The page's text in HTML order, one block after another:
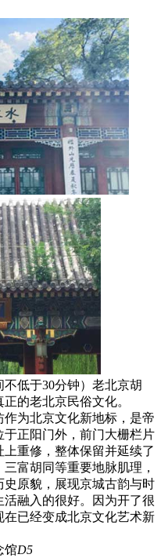
不低于30分钟）老北京胡
的老北京民俗文化。
作为北京文化新地标，是帝
正阳门外，前门大栅栏片
重修，整体保留并延续了
富胡同等重要地脉肌理，
原貌，展现京城古韵与时
融入的很好。因为开了很
已经变成北京文化艺术新
馆D5